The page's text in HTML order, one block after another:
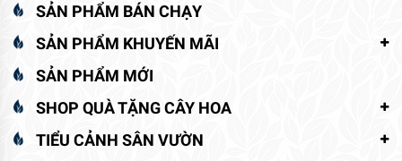
SẢN PHẨM BÁN CHẠY
SẢN PHẨM KHUYẾN MÃI
SẢN PHẨM MỚI
SHOP QUÀ TẶNG CÂY HOA
TIỂU CẢNH SÂN VƯỜN